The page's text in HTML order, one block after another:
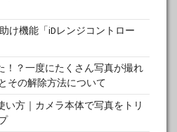
け機能「iDレンジコントロー
！？一度にたくさん写真が撮れ
その解除方法について
い方｜カメラ本体で写真をトリ